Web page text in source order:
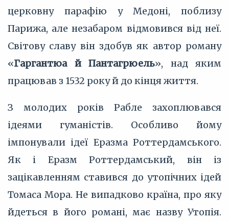
церковну парафію у Медоні, поблизу
Парижа, але незабаром відмовився від неї.
Світову славу він здобув як автор роману
«Гаргантюа й Пантагрюель», над яким
працював з 1532 року й до кінця життя.
З молодих років Рабле захоплювався
ідеями гуманістів. Особливо йому
імпонували ідеї Еразма Роттердамського.
Як і Еразм Роттердамський, він із
зацікавленням ставився до утопічних ідей
Томаса Мора. Не випадково країна, про яку
йдеться в його романі, має назву Утопія.